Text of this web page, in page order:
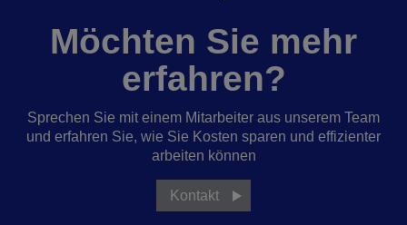
Möchten Sie mehr
erfahren?
Sprechen Sie mit einem Mitarbeiter aus unserem Team
und erfahren Sie, wie Sie Kosten sparen und effizienter
arbeiten können
Kontakt